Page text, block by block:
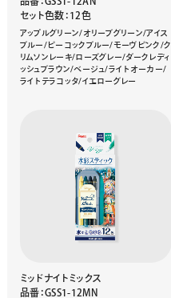
セット色数：12色
アップルグリーン/オリーブグリーン/アイス
ブルー/ピーコックブルー/モーヴピンク/ク
リムソンレーキ/ローズグレー/ダークレディ
ッシュブラウン/ベージュ/ライトオーカー/
ライトテラコッタ/イエローグレー
ミッドナイトミックス
品番：GSS1-12MN